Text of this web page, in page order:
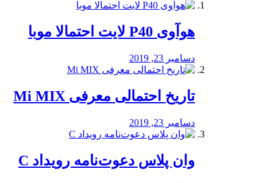
هوآوی P40 لایت احتمالا موبا
دسامبر 23, 2019
تاریخ احتمالی معرفی Mi MIX
دسامبر 23, 2019
وان پلاس دعوت‌نامه رویداد C